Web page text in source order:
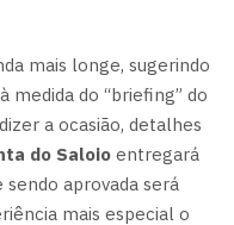
mais longe, sugerindo
medida do “briefing” do
a ocasião, detalhes
do Saloio entregará
aprovada será
mais especial o